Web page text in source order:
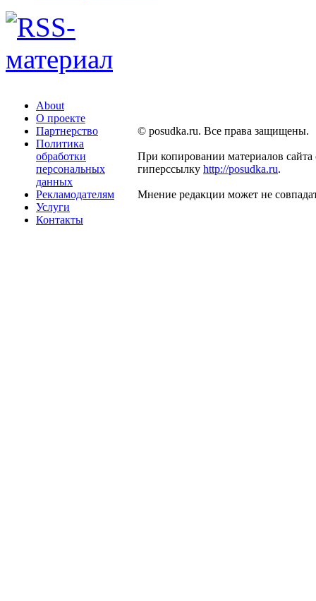
About
О проекте
Партнерство
Политика
обработки
персональных
данных
Рекламодателям
Услуги
Контакты
© posudka.ru. Все права защищены.
При копировании материалов сайта
гиперссылку http://posudka.ru.
Мнение редакции может не